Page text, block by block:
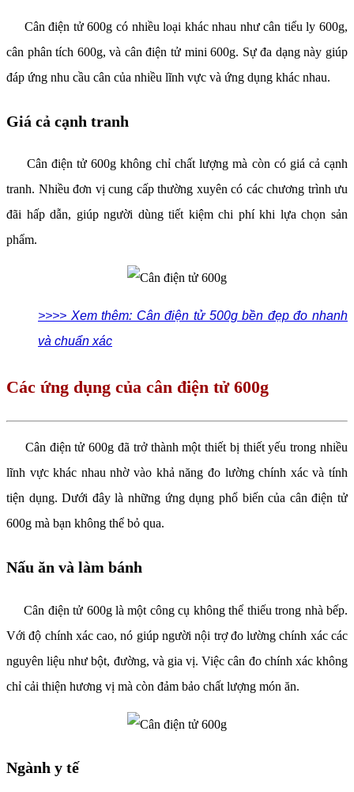
Cân điện tử 600g có nhiều loại khác nhau như cân tiểu ly 600g,
cân phân tích 600g, và cân điện tử mini 600g. Sự đa dạng này giúp
đáp ứng nhu cầu cân của nhiều lĩnh vực và ứng dụng khác nhau.
Giá cả cạnh tranh
Cân điện tử 600g không chỉ chất lượng mà còn có giá cả cạnh
tranh. Nhiều đơn vị cung cấp thường xuyên có các chương trình ưu
đãi hấp dẫn, giúp người dùng tiết kiệm chi phí khi lựa chọn sản
phẩm.
>>>> Xem thêm: Cân điện tử 500g bền đẹp đo nhanh
và chuẩn xác
Các ứng dụng của cân điện tử 600g
Cân điện tử 600g đã trở thành một thiết bị thiết yếu trong nhiều
lĩnh vực khác nhau nhờ vào khả năng đo lường chính xác và tính
tiện dụng. Dưới đây là những ứng dụng phổ biến của cân điện tử
600g mà bạn không thể bỏ qua.
Nấu ăn và làm bánh
Cân điện tử 600g là một công cụ không thể thiếu trong nhà bếp.
Với độ chính xác cao, nó giúp người nội trợ đo lường chính xác các
nguyên liệu như bột, đường, và gia vị. Việc cân đo chính xác không
chỉ cải thiện hương vị mà còn đảm bảo chất lượng món ăn.
Ngành y tế